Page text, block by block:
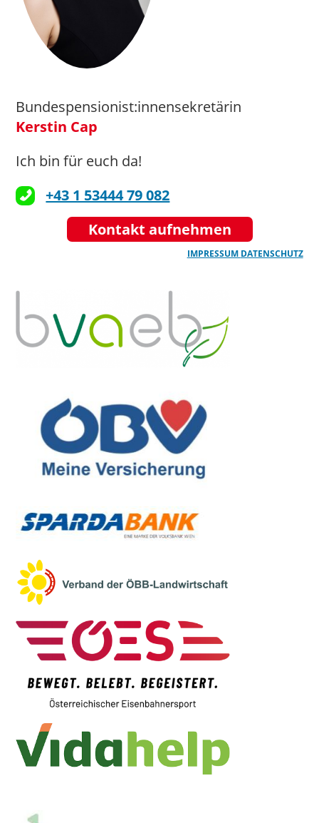
Bundespensionist:innensekretärin
Kerstin Cap
Ich bin für euch da!
+43 1 53444 79 082
Kontakt aufnehmen
IMPRESSUM DATENSCHUTZ